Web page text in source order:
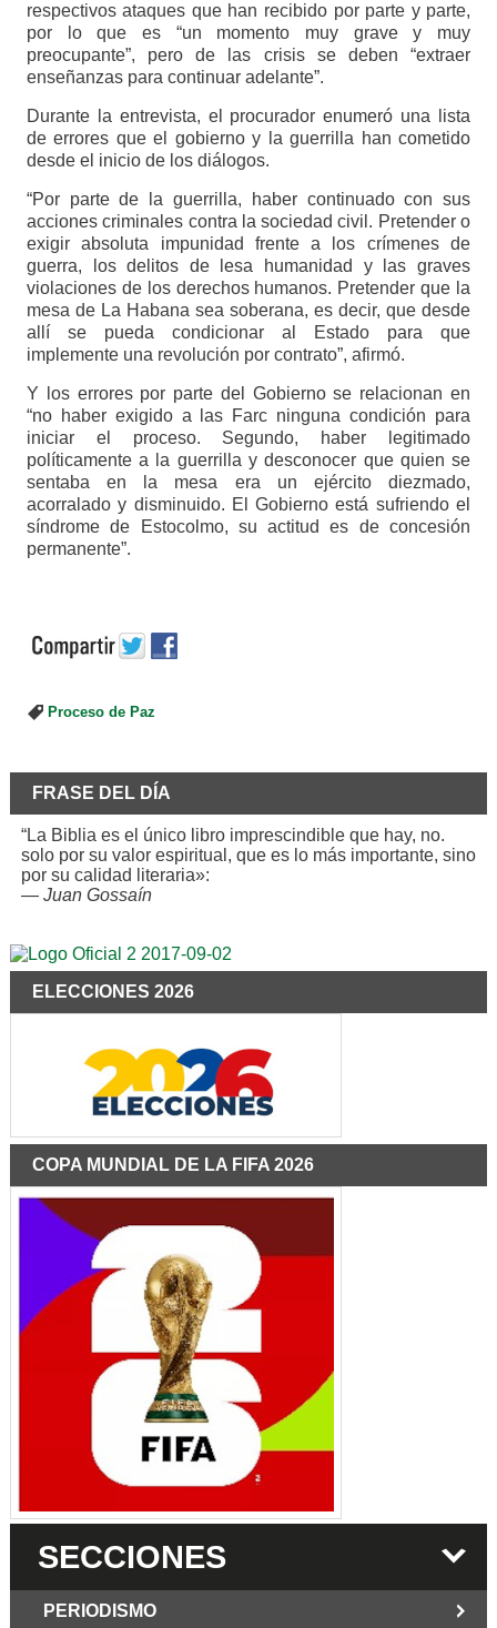
respectivos ataques que han recibido por parte y parte,
por lo que es “un momento muy grave y muy
preocupante”, pero de las crisis se deben “extraer
enseñanzas para continuar adelante”.
Durante la entrevista, el procurador enumeró una lista
de errores que el gobierno y la guerrilla han cometido
desde el inicio de los diálogos.
“Por parte de la guerrilla, haber continuado con sus
acciones criminales contra la sociedad civil. Pretender o
exigir absoluta impunidad frente a los crímenes de
guerra, los delitos de lesa humanidad y las graves
violaciones de los derechos humanos. Pretender que la
mesa de La Habana sea soberana, es decir, que desde
allí se pueda condicionar al Estado para que
implemente una revolución por contrato”, afirmó.
Y los errores por parte del Gobierno se relacionan en
“no haber exigido a las Farc ninguna condición para
iniciar el proceso. Segundo, haber legitimado
políticamente a la guerrilla y desconocer que quien se
sentaba en la mesa era un ejército diezmado,
acorralado y disminuido. El Gobierno está sufriendo el
síndrome de Estocolmo, su actitud es de concesión
permanente”.
Proceso de Paz
FRASE DEL DÍA
“La Biblia es el único libro imprescindible que hay, no.
solo por su valor espiritual, que es lo más importante, sino
por su calidad literaria»:
— Juan Gossaín
ELECCIONES 2026
COPA MUNDIAL DE LA FIFA 2026
SECCIONES
PERIODISMO